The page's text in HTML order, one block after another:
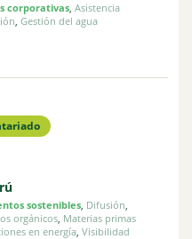
corporativas, Asistencia
, Gestión del agua
sostenibles, Difusión
orgánicos, Materias primas
en energía, Visibilidad